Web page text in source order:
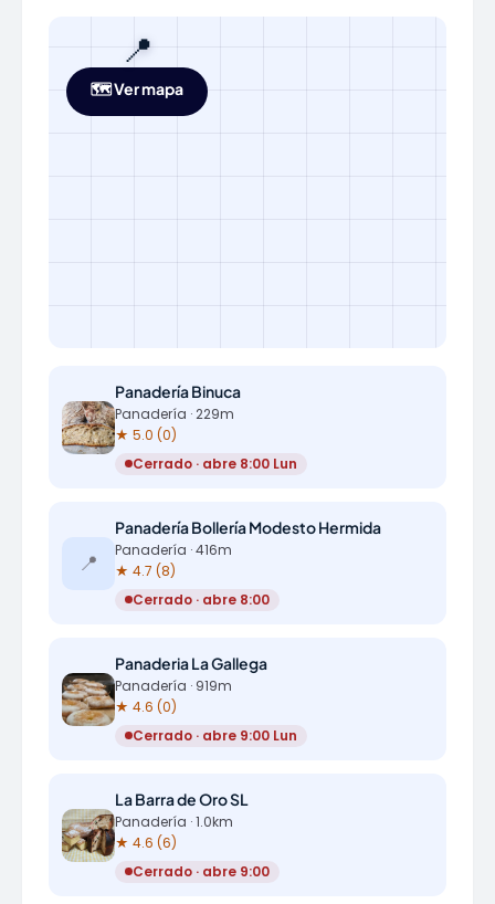
📍
🗺️ Ver mapa
Panadería Binuca
Panadería · 229m
★ 5.0 (0)
Cerrado · abre 8:00 Lun
📍
Panadería Bollería Modesto Hermida
Panadería · 416m
★ 4.7 (8)
Cerrado · abre 8:00
Panaderia La Gallega
Panadería · 919m
★ 4.6 (0)
Cerrado · abre 9:00 Lun
La Barra de Oro SL
Panadería · 1.0km
★ 4.6 (6)
Cerrado · abre 9:00